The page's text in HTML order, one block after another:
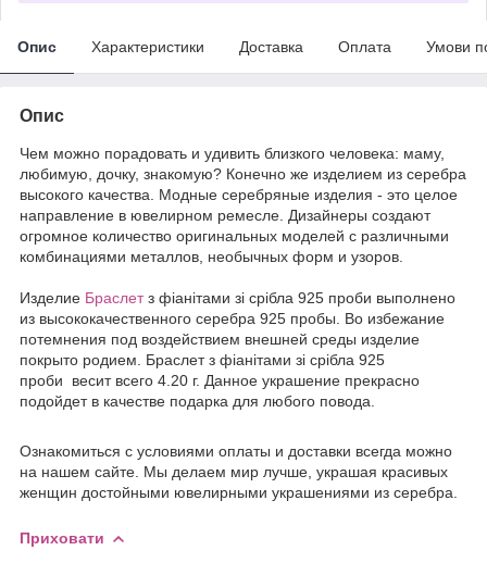
Опис Характеристики Доставка Оплата Умови
Опис
Чем можно порадовать и удивить близкого человека: маму,
любимую, дочку, знакомую? Конечно же изделием из серебра
высокого качества. Модные серебряные изделия - это целое
направление в ювелирном ремесле. Дизайнеры создают
огромное количество оригинальных моделей с различными
комбинациями металлов, необычных форм и узоров.
Изделие Браслетз фіанітами зі срібла 925 проби выполнено
из высококачественного серебра 925 пробы. Во избежание
потемнения под воздействием внешней среды изделие
покрыто родием. Браслет з фіанітами зі срібла 925
проби весит всего 4.20 г. Данное украшение прекрасно
подойдет в качестве подарка для любого повода.
Ознакомиться с условиями оплаты и доставки всегда можно
на нашем сайте. Мы делаем мир лучше, украшая красивых
женщин достойными ювелирными украшениями из серебра.
Приховати